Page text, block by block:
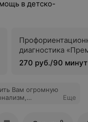
в детско-
диагностика
270 руб./90 минут
Вам огромную
Еще